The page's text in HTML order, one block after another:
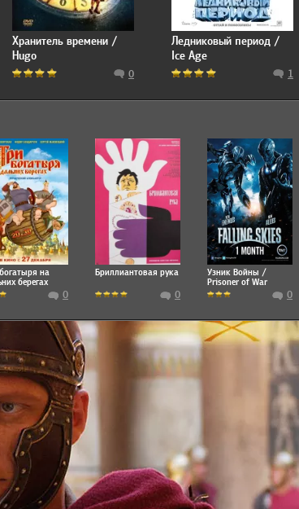
Хранитель времени /
Hugo
0
Ледниковый период /
Ice Age
1
на
берегах
0
Бриллиантовая рука
0
Узник Войны /
Prisoner of War
0